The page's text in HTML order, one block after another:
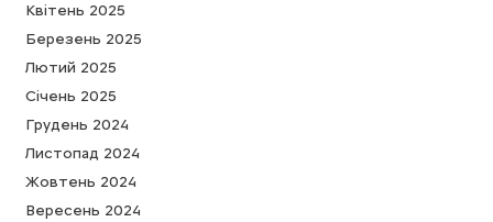
Квітень 2025
Березень 2025
Лютий 2025
Cічень 2025
Грудень 2024
Листопад 2024
Жовтень 2024
Вересень 2024